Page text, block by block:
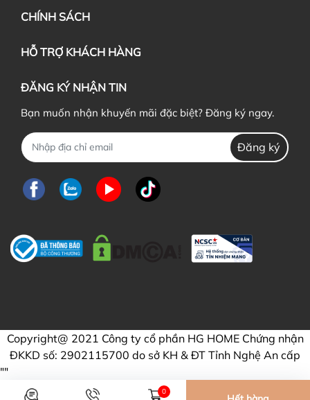
CHÍNH SÁCH
HỖ TRỢ KHÁCH HÀNG
ĐĂNG KÝ NHẬN TIN
Bạn muốn nhận khuyến mãi đặc biệt? Đăng ký ngay.
Đăng ký
Copyright@ 2021 Công ty cổ phần HG HOME Chứng nhận
ĐKKD số: 2902115700 do sở KH & ĐT Tỉnh Nghệ An cấp
""
0